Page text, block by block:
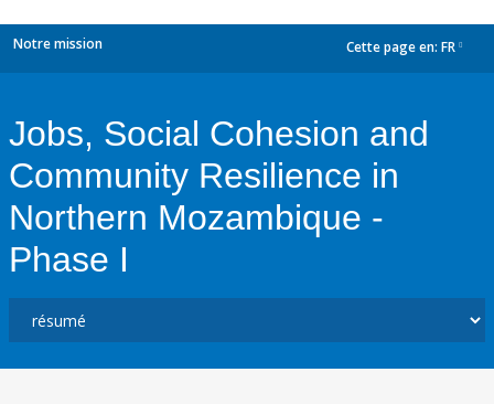
Notre mission Cette page en: FR
Jobs, Social Cohesion and
Community Resilience in
Northern Mozambique -
Phase I